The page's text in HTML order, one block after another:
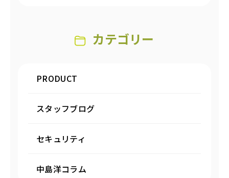
カテゴリー
PRODUCT
スタッフブログ
セキュリティ
中島洋コラム